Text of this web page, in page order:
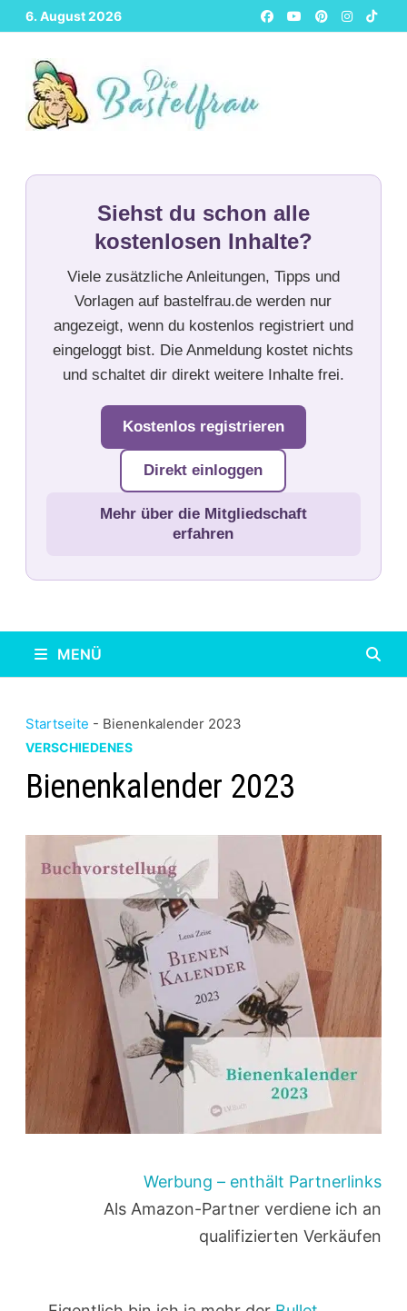
Zurück
zum
Inhalt
6. August 2026
Siehst du schon alle
kostenlosen Inhalte?
Viele zusätzliche Anleitungen, Tipps und
Vorlagen auf bastelfrau.de werden nur
angezeigt, wenn du kostenlos registriert und
eingeloggt bist. Die Anmeldung kostet nichts
und schaltet dir direkt weitere Inhalte frei.
Kostenlos registrieren
Direkt einloggen
Mehr über die Mitgliedschaft
erfahren
MENÜ
Startseite - Bienenkalender 2023
VERSCHIEDENES
Bienenkalender 2023
Werbung – enthält Partnerlinks
Als Amazon-Partner verdiene ich an
qualifizierten Verkäufen